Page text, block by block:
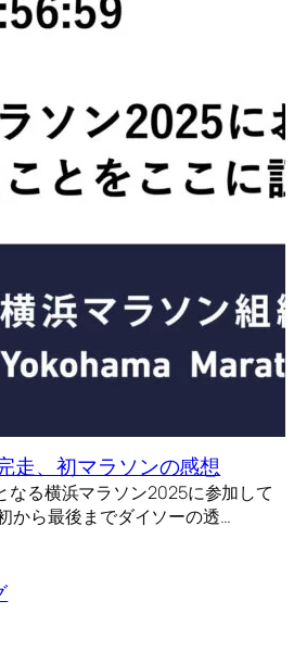
走、初マラソンの感想
なる横浜マラソン2025に参加して
から最後までダイソーの透…